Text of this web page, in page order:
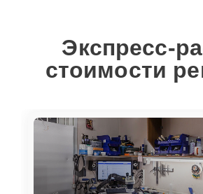
Экспресс-
стоимости